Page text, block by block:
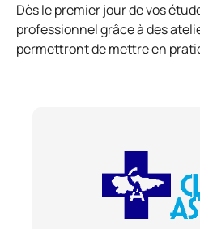
Dès le premier jour de vos
professionnel grâce à des
permettront de mettre en